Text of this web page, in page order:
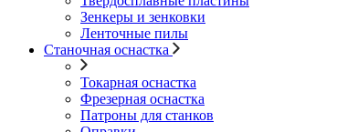
Зенкеры и зенковки
Ленточные пилы
Станочная оснастка
Токарная оснастка
Фрезерная оснастка
Патроны для станков